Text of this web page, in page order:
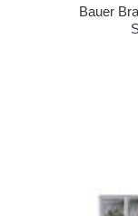
Bauer